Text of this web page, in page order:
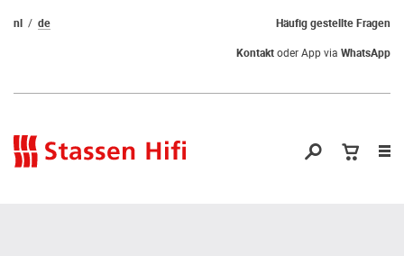
Häufig gestellte Fragen
nl
de
Kontaktoder App via WhatsApp